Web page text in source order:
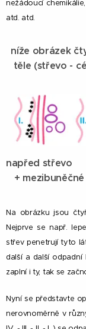
nežádoucí
atd. atd.
níže obrázek
těle (střevo -
+
Na obrázku jsou
Nejprve se např.
střev penetrují tyto
další a další
zaplní i ty, tak se
Nyní se představte
nerovnoměrně v